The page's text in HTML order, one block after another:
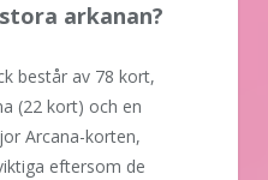
arkanan?
består av 78 kort,
(22 kort) och en
Arcana-korten,
eftersom de